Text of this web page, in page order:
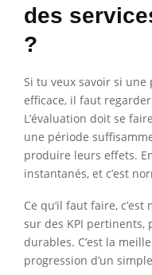
des
?
Si tu veux savoir si
efficace, il faut
L’évaluation doit se
une période
produire leurs effets.
instantanés, et c’est
Ce qu’il faut faire,
sur des KPI pertinents,
durables. C’est la
progression d’un